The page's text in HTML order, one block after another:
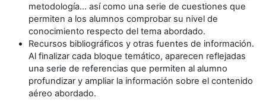
metodología... así como una serie de cuestiones que
permiten a los alumnos comprobar su nivel de
conocimiento respecto del tema abordado.
Recursos bibliográficos y otras fuentes de información.
Al finalizar cada bloque temático, aparecen reflejadas
una serie de referencias que permiten al alumno
profundizar y ampliar la información sobre el contenido
aéreo abordado.